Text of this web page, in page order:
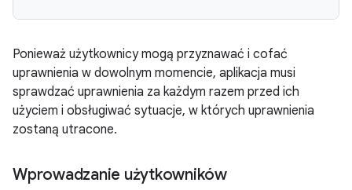
Ponieważ użytkownicy mogą przyznawać i cofać
uprawnienia w dowolnym momencie, aplikacja musi
sprawdzać uprawnienia za każdym razem przed ich
użyciem i obsługiwać sytuacje, w których uprawnienia
zostaną utracone.
Wprowadzanie użytkowników